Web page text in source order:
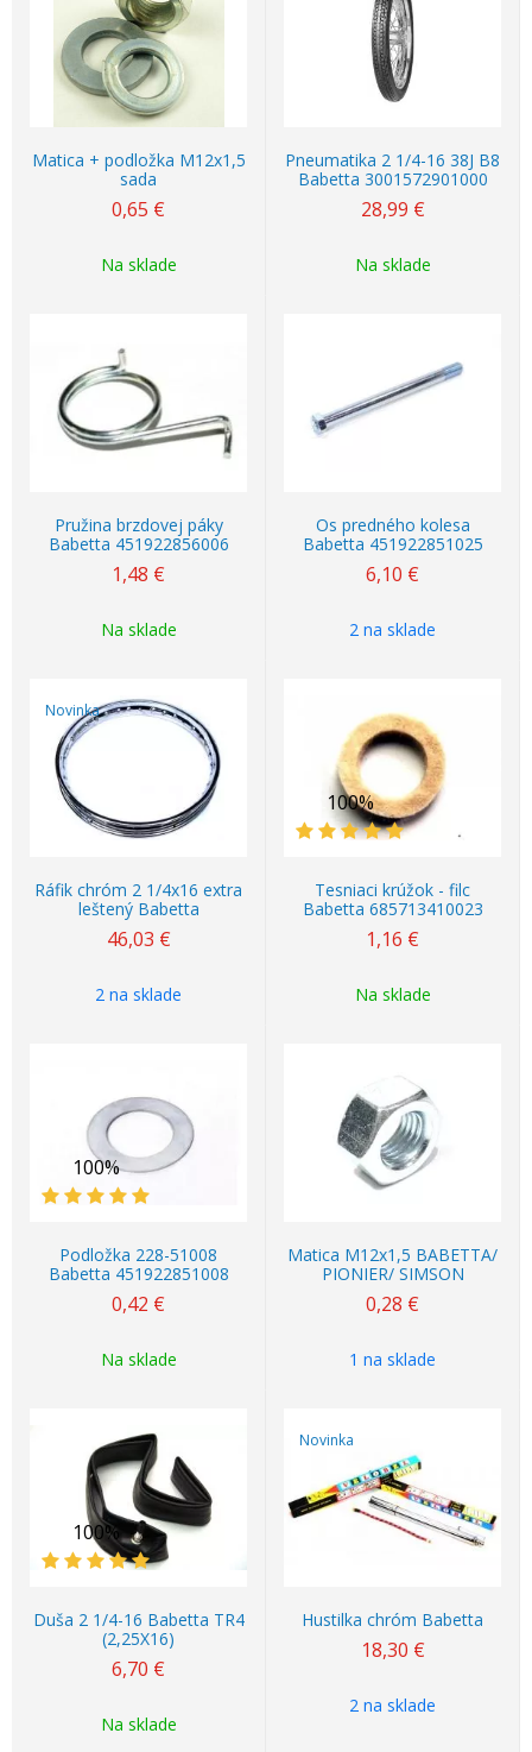
Matica + podložka M12x1,5
sada
0,65 €
Na sklade
Pneumatika 2 1/4-16 38J B8
Babetta 3001572901000
28,99 €
Na sklade
Pružina brzdovej páky
Babetta 451922856006
1,48 €
Na sklade
Os predného kolesa
Babetta 451922851025
6,10 €
2 na sklade
Novinka
Ráfik chróm 2 1/4x16 extra
leštený Babetta
46,03 €
2 na sklade
100%
Tesniaci krúžok - filc
Babetta 685713410023
1,16 €
Na sklade
100%
Podložka 228-51008
Babetta 451922851008
0,42 €
Na sklade
Matica M12x1,5 BABETTA/
PIONIER/ SIMSON
0,28 €
1 na sklade
100%
Duša 2 1/4-16 Babetta TR4
(2,25X16)
6,70 €
Na sklade
Novinka
Hustilka chróm Babetta
18,30 €
2 na sklade